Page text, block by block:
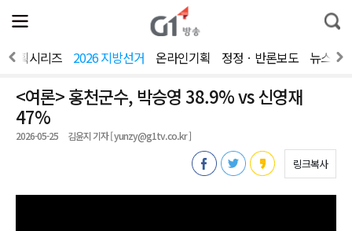
전
체
뉴
열
통
합
색
기획시리즈 2026 지방선거 온라인기획 정정ㆍ반론보도 뉴스제
<여론> 홍천군수, 박승영 38.9% vs 신영재
47%
2026-05-25 김윤지 기자 [ yunzy@g1tv.co.kr ]
링크복사